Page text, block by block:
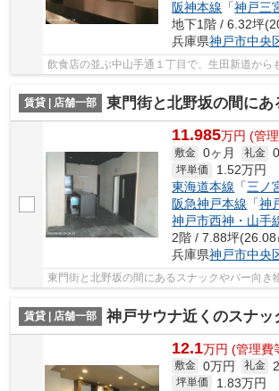
阪神本線 「神戸三
地下1階 / 6.32坪
兵庫県神戸市中央
飲食店の並ぶ中山手通１丁目で、生田新道から
賃貸 | 店舗一部 東門街と北野坂の間にあ
11.985万円 (管
敷金 0ヶ月 礼金
坪単価 1.52万円
東海道本線 「三ノ
阪急神戸本線 「神
神戸市西神・山手
2階 / 7.88坪(26.08
兵庫県神戸市中央
東門街と北野坂の間にあるスナックやバー向き
賃貸 | 店舗一部 神戸サウナ近くのスナック・
12.1万円 (管理費
敷金 0万円 礼金
坪単価 1.83万円